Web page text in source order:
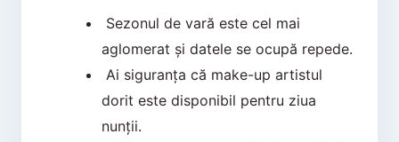
Sezonul de vară este cel mai
aglomerat și datele se ocupă repede.
Ai siguranța că make-up artistul
dorit este disponibil pentru ziua
nunții.